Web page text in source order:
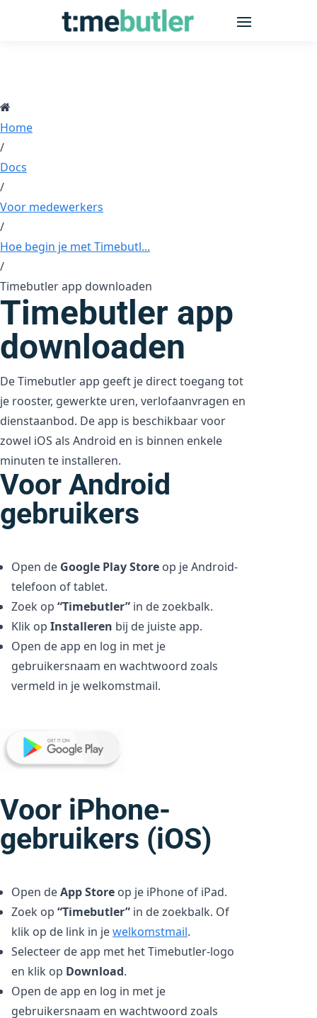
Home
/
Docs
/
Voor medewerkers
/
Hoe begin je met Timebutl...
/
Timebutler app downloaden
Timebutler app
downloaden
De Timebutler app geeft je direct toegang tot
je rooster, gewerkte uren, verlofaanvragen en
dienstaanbod. De app is beschikbaar voor
zowel iOS als Android en is binnen enkele
minuten te installeren.
Voor Android
gebruikers
Open de Google Play Store op je Android-
telefoon of tablet.
Zoek op “Timebutler” in de zoekbalk.
Klik op Installeren bij de juiste app.
Open de app en log in met je
gebruikersnaam en wachtwoord zoals
vermeld in je welkomstmail.
Voor iPhone-
gebruikers (iOS)
Open deApp Store op je iPhone of iPad.
Zoek op “Timebutler” in de zoekbalk. Of
klik op de link in jewelkomstmail.
Selecteer de app met het Timebutler-logo
en klik op Download.
Open de app en log in met je
gebruikersnaam en wachtwoord zoals